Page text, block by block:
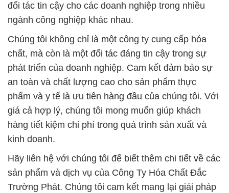
đối tác tin cậy cho các doanh nghiệp trong nhiều
ngành công nghiệp khác nhau.
Chúng tôi không chỉ là một công ty cung cấp hóa
chất, mà còn là một đối tác đáng tin cậy trong sự
phát triển của doanh nghiệp. Cam kết đảm bảo sự
an toàn và chất lượng cao cho sản phẩm thực
phẩm và y tế là ưu tiên hàng đầu của chúng tôi. Với
giá cả hợp lý, chúng tôi mong muốn giúp khách
hàng tiết kiệm chi phí trong quá trình sản xuất và
kinh doanh.
Hãy liên hệ với chúng tôi để biết thêm chi tiết về các
sản phẩm và dịch vụ của Công Ty Hóa Chất Đắc
Trường Phát. Chúng tôi cam kết mang lại giải pháp